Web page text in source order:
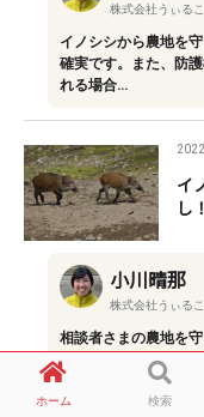
株式会社うぃるこ
イノシシから農地を
確実です。また、防
れる場合…
イ
し
小川晴那
株式会社うぃるこ
相談者さまの農地を
ます。ワイヤーメッ
られたり…
ホーム 検索